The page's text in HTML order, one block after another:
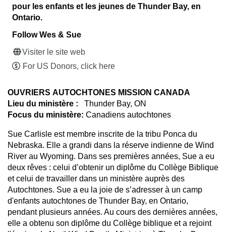
pour les enfants et les jeunes de Thunder Bay, en
Ontario.
Follow Wes & Sue
Visiter le site web
For US Donors, click here
OUVRIERS AUTOCHTONES MISSION CANADA
Lieu du ministère : Thunder Bay, ON
Focus du ministère: Canadiens autochtones
Sue Carlisle est membre inscrite de la tribu Ponca du
Nebraska. Elle a grandi dans la réserve indienne de Wind
River au Wyoming. Dans ses premières années, Sue a eu
deux rêves : celui d’obtenir un diplôme du Collège Biblique
et celui de travailler dans un ministère auprès des
Autochtones. Sue a eu la joie de s’adresser à un camp
d'enfants autochtones de Thunder Bay, en Ontario,
pendant plusieurs années. Au cours des dernières années,
elle a obtenu son diplôme du Collège biblique et a rejoint